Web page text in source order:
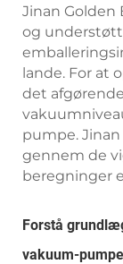
Jinan Golden
og
lande. For at
det
pumpe.
gennem de
beregninger
Forstå
vakuum-